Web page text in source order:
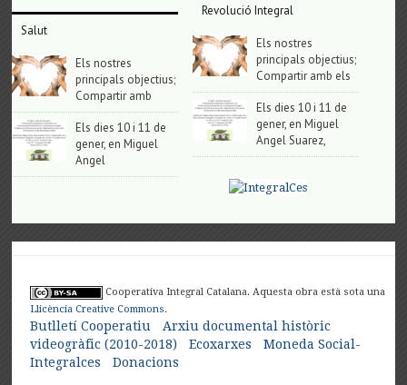
Salut
Els nostres
principals objectius;
Compartir amb
Els dies 10 i 11 de
gener, en Miguel
Angel
Revolució Integral
Els nostres
principals objectius;
Compartir amb els
Els dies 10 i 11 de
gener, en Miguel
Angel Suarez,
Cooperativa Integral Catalana. Aquesta obra està sota una
Llicència Creative Commons.
Butlletí Cooperatiu
Arxiu documental històric
videogràfic (2010-2018)
Ecoxarxes
Moneda Social-
Integralces
Donacions